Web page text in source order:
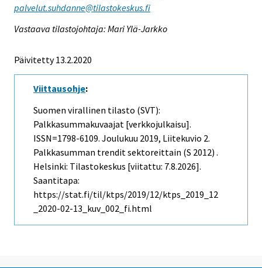
palvelut.suhdanne@tilastokeskus.fi
Vastaava tilastojohtaja: Mari Ylä-Jarkko
Päivitetty 13.2.2020
Viittausohje:
Suomen virallinen tilasto (SVT):
Palkkasummakuvaajat [verkkojulkaisu].
ISSN=1798-6109. Joulukuu 2019, Liitekuvio 2.
Palkkasumman trendit sektoreittain (S 2012) .
Helsinki: Tilastokeskus [viitattu: 7.8.2026].
Saantitapa:
https://stat.fi/til/ktps/2019/12/ktps_2019_12
_2020-02-13_kuv_002_fi.html